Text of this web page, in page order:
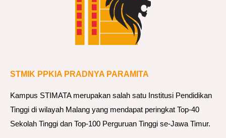
STMIK PPKIA PRADNYA PARAMITA
Kampus STIMATA merupakan salah satu Institusi Pendidikan
Tinggi di wilayah Malang yang mendapat peringkat Top-40
Sekolah Tinggi dan Top-100 Perguruan Tinggi se-Jawa Timur.